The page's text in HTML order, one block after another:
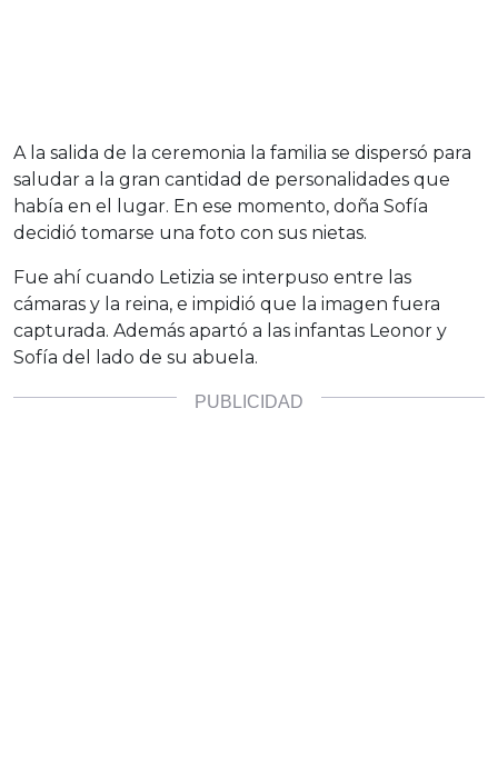
A la salida de la ceremonia la familia se dispersó para
saludar a la gran cantidad de personalidades que
había en el lugar. En ese momento, doña Sofía
decidió tomarse una foto con sus nietas.
Fue ahí cuando Letizia se interpuso entre las
cámaras y la reina, e impidió que la imagen fuera
capturada. Además apartó a las infantas Leonor y
Sofía del lado de su abuela.